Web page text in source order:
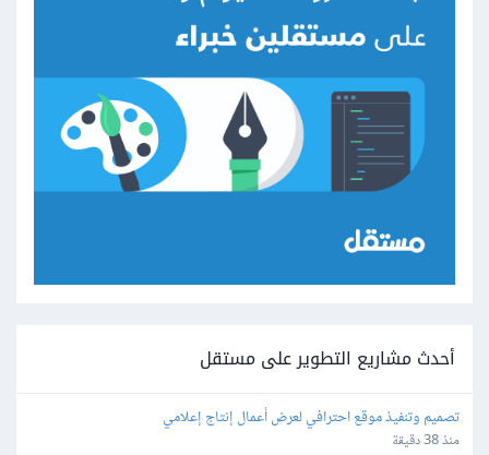
أحدث مشاريع التطوير على مستقل
تصميم وتنفيذ موقع احترافي لعرض أعمال إنتاج إعلامي
منذ 38 دقيقة